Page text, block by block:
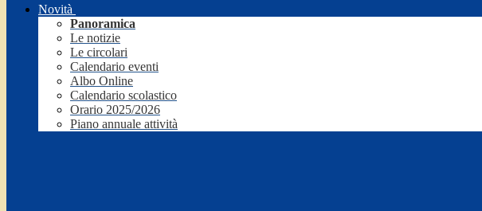
Novità
Panoramica
Le notizie
Le circolari
Calendario eventi
Albo Online
Calendario scolastico
Orario 2025/2026
Piano annuale attività